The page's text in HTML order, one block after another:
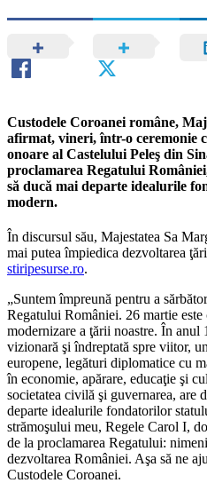
Custodele Coroanei române,
afirmat, vineri, într-o ceremonie
onoare al Castelului Peleş din
proclamarea Regatului
să ducă mai departe idealurile
modern.
În discursul său, Majestatea Sa
mai putea împiedica dezvoltarea
stiripesurse.ro.
„Suntem împreună pentru a
Regatului României. 26 martie
modernizare a ţării noastre. În
vizionară şi îndreptată spre viitor,
europene, legături diplomatice cu
în economie, apărare, educaţie şi
societatea civilă şi guvernarea, are
departe idealurile fondatorilor
strămoşului meu, Regele Carol I,
de la proclamarea Regatului:
dezvoltarea României. Aşa să ne
Custodele Coroanei.